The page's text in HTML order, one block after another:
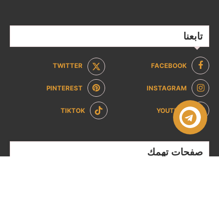
تابعنا
FACEBOOK
TWITTER
INSTAGRAM
PINTEREST
YOUTUBE
TIKTOK
صفحات تهمك